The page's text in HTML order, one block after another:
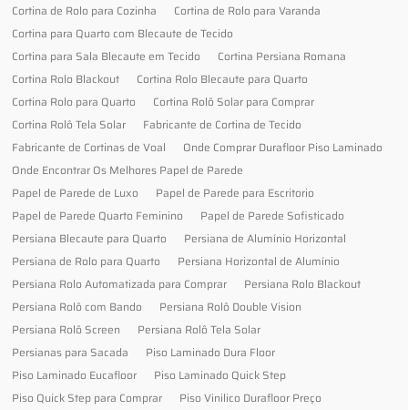
Cortina de Rolo para Cozinha
Cortina de Rolo para Varanda
Cortina para Quarto com Blecaute de Tecido
Cortina para Sala Blecaute em Tecido
Cortina Persiana Romana
Cortina Rolo Blackout
Cortina Rolo Blecaute para Quarto
Cortina Rolo para Quarto
Cortina Rolô Solar para Comprar
Cortina Rolô Tela Solar
Fabricante de Cortina de Tecido
Fabricante de Cortinas de Voal
Onde Comprar Durafloor Piso Laminado
Onde Encontrar Os Melhores Papel de Parede
Papel de Parede de Luxo
Papel de Parede para Escritorio
Papel de Parede Quarto Feminino
Papel de Parede Sofisticado
Persiana Blecaute para Quarto
Persiana de Alumínio Horizontal
Persiana de Rolo para Quarto
Persiana Horizontal de Alumínio
Persiana Rolo Automatizada para Comprar
Persiana Rolo Blackout
Persiana Rolô com Bando
Persiana Rolô Double Vision
Persiana Rolô Screen
Persiana Rolô Tela Solar
Persianas para Sacada
Piso Laminado Dura Floor
Piso Laminado Eucafloor
Piso Laminado Quick Step
Piso Quick Step para Comprar
Piso Vinilico Durafloor Preço